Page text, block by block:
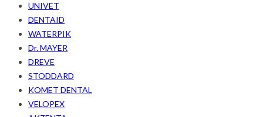
UNIVET
DENTAID
WATERPIK
Dr. MAYER
DREVE
STODDARD
KOMET DENTAL
VELOPEX